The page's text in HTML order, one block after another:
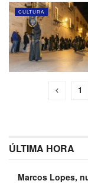
CULTURA
1
ÚLTIMA HORA
Marcos Lopes,